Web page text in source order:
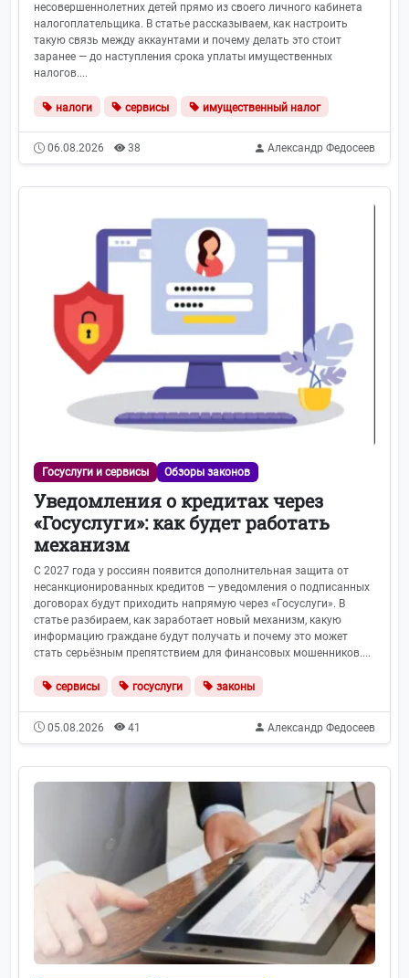
несовершеннолетних детей прямо из своего личного кабинета
налогоплательщика. В статье рассказываем, как настроить
такую связь между аккаунтами и почему делать это стоит
заранее — до наступления срока уплаты имущественных
налогов....
налоги сервисы имущественный налог
06.08.2026 38 Александр Федосеев
Госуслуги и сервисы Обзоры законов
Уведомления о кредитах через
«Госуслуги»: как будет работать
механизм
С 2027 года у россиян появится дополнительная защита от
несанкционированных кредитов — уведомления о подписанных
договорах будут приходить напрямую через «Госуслуги». В
статье разбираем, как заработает новый механизм, какую
информацию граждане будут получать и почему это может
стать серьёзным препятствием для финансовых мошенников....
сервисы госуслуги законы
05.08.2026 41 Александр Федосеев